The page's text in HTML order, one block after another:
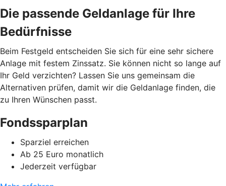
Die passende Geldanlage für Ihre
Bedürfnisse
Beim Festgeld entscheiden Sie sich für eine sehr sichere
Anlage mit festem Zinssatz. Sie können nicht so lange auf
Ihr Geld verzichten? Lassen Sie uns gemeinsam die
Alternativen prüfen, damit wir die Geldanlage finden, die
zu Ihren Wünschen passt.
Fondssparplan
Sparziel erreichen
Ab 25 Euro monatlich
Jederzeit verfügbar